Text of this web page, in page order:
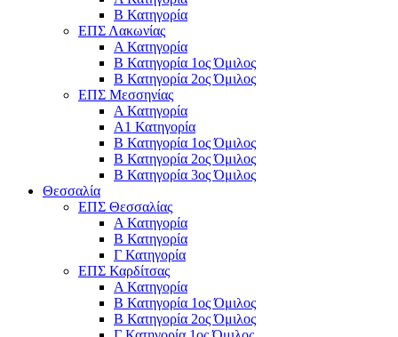
Β Κατηγορία
ΕΠΣ Λακωνίας
Α Κατηγορία
Β Κατηγορία 1ος Όμιλος
Β Κατηγορία 2ος Όμιλος
ΕΠΣ Μεσσηνίας
Α Κατηγορία
Α1 Κατηγορία
Β Κατηγορία 1ος Όμιλος
Β Κατηγορία 2ος Όμιλος
Β Κατηγορία 3ος Όμιλος
Θεσσαλία
ΕΠΣ Θεσσαλίας
Α Κατηγορία
Β Κατηγορία
Γ Κατηγορία
ΕΠΣ Καρδίτσας
Α Κατηγορία
Β Κατηγορία 1ος Όμιλος
Β Κατηγορία 2ος Όμιλος